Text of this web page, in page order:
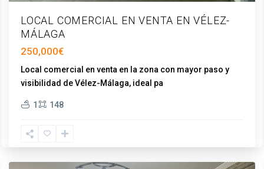
LOCAL COMERCIAL EN VENTA EN VÉLEZ-
MÁLAGA
250,000€
Local comercial en venta en la zona con mayor paso y
visibilidad de Vélez-Málaga, ideal pa
1 148
del
Vélez-
Málaga